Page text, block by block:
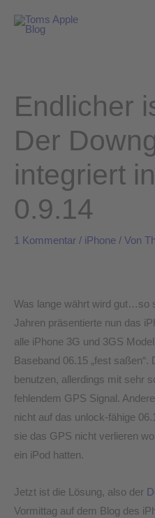
Inhalt
Endlicher
Der
integriert
0.9.14
1 Kommentar / iPhone / Von
Was lange währt wird gut…so
Jahren präsentierte nun das
alle iPhone 3G und 3GS
Baseband 06.15 „fest
benutzen, allerdings mit sehr
fehlendem GPS Signal.
nicht auf das unlock-fähige
sie das GPS nicht verlieren
ein iPod hatten.
Jetzt ist die Lösung, also der
Vormittag auf dem Blog des